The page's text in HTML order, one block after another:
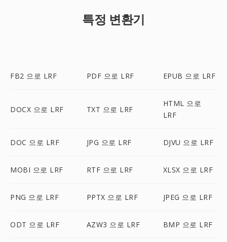
특정 변환기
FB2 으로 LRF PDF 으로 LRF EPUB 으로 LRF
DOCX 으로 LRF TXT 으로 LRF
HTML 으로
LRF
DOC 으로 LRF JPG 으로 LRF DJVU 으로 LRF
MOBI 으로 LRF RTF 으로 LRF XLSX 으로 LRF
PNG 으로 LRF PPTX 으로 LRF JPEG 으로 LRF
ODT 으로 LRF AZW3 으로 LRF BMP 으로 LRF